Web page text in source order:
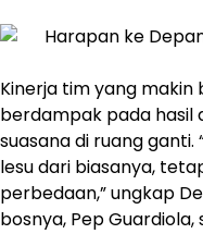
Kinerja tim yang makin
berdampak pada hasil
suasana di ruang ganti.
lesu dari biasanya,
perbedaan,” ungkap
bosnya, Pep Guardiola,